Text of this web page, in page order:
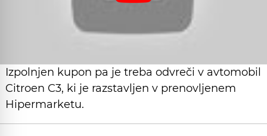
Izpolnjen kupon pa je treba odvreči v avtomobil
Citroen C3, ki je razstavljen v prenovljenem
Hipermarketu.